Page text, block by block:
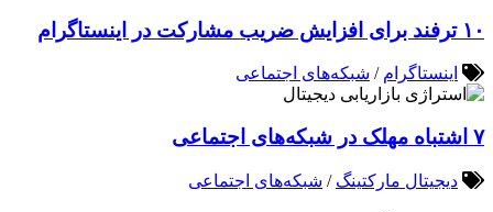
۱۰ ترفند برای افزایش ضریب مشارکت در اینستاگرام
اینستاگرام / شبکه‌های اجتماعی
۷ اشتباه مهلک در شبکه‌های اجتماعی
دیجیتال مارکتینگ / شبکه‌های اجتماعی